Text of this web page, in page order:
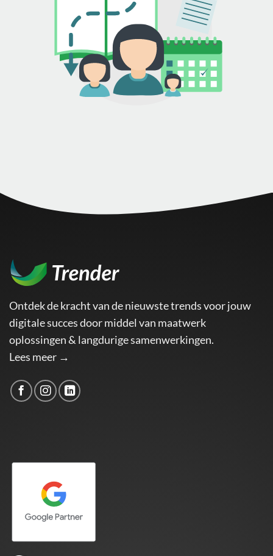
Ontdek de kracht van de nieuwste trends voor jouw
digitale succes door middel van maatwerk
oplossingen & langdurige samenwerkingen.
Lees meer →